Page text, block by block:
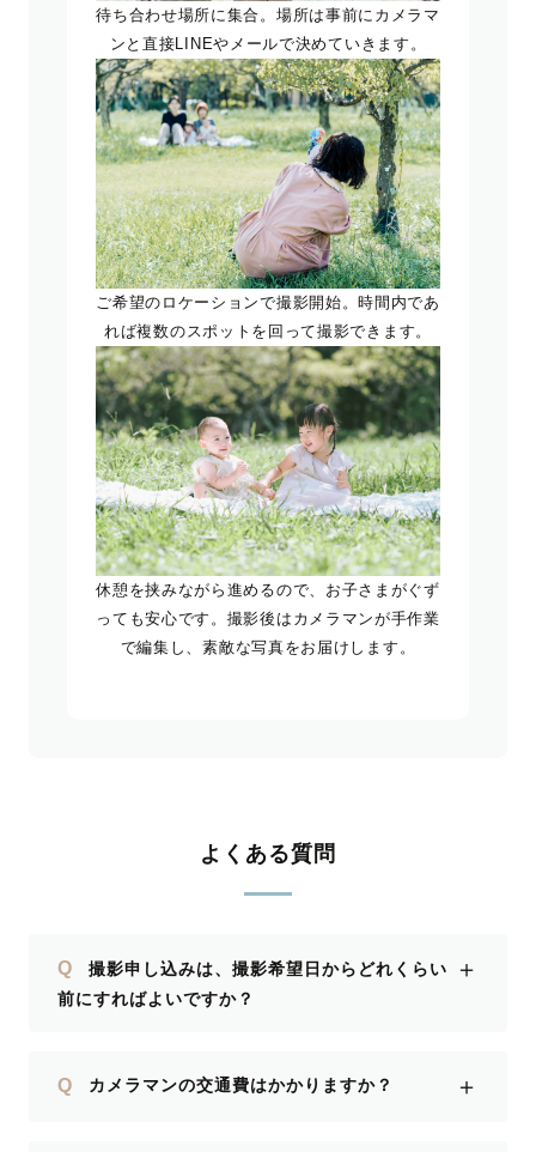
待ち合わせ場所に集合。場所は事前にカメラマ
ンと直接LINEやメールで決めていきます。
ご希望のロケーションで撮影開始。時間内であ
れば複数のスポットを回って撮影できます。
休憩を挟みながら進めるので、お子さまがぐず
っても安心です。撮影後はカメラマンが手作業
で編集し、素敵な写真をお届けします。
よくある質問
Q
撮影申し込みは、撮影希望日からどれくらい
前にすればよいですか？
＋
Q カメラマンの交通費はかかりますか？ ＋